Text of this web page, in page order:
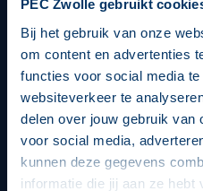
PEC Zwolle gebruikt
Bij het gebruik van onze
om content en advertenties
functies voor social media
websiteverkeer te
delen over jouw gebruik van
voor social media,
kunnen deze gegevens
informatie die jij aan ze hebt